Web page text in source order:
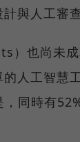
與人工審查
）也尚未
人工智慧
，同時有